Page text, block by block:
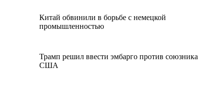
Китай обвинили в борьбе с немецкой
промышленностью
Трамп решил ввести эмбарго против союзника
США